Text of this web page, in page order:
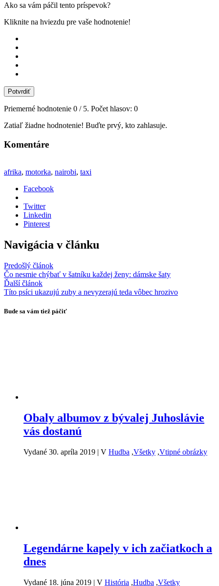
Ako sa vám páčil tento príspevok?
Kliknite na hviezdu pre vaše hodnotenie!
Potvrdiť
Priemerné hodnotenie 0 / 5. Počet hlasov: 0
Zatiaľ žiadne hodnotenie! Buďte prvý, kto zahlasuje.
Komentáre
afrika, motorka, nairobi, taxi
Facebook
Twitter
Linkedin
Pinterest
Navigácia v článku
Predošlý článok
Čo nesmie chýbať v šatníku každej ženy: dámske šaty
Ďalší článok
Títo psíci ukazujú zuby a nevyzerajú teda vôbec hrozivo
Bude sa vám tiež páčiť
Obaly albumov z bývalej Juhoslávie
vás dostanú
Vydané 30. apríla 2019 | V Hudba ,Všetky ,Vtipné obrázky
Legendárne kapely v ich začiatkoch a
dnes
Vydané 18. júna 2019 | V História ,Hudba ,Všetky